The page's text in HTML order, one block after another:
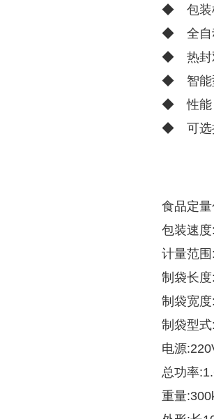
◆ 包装
◆ 全自
◆ 热封
◆ 智能
◆ 性能
◆ 可选
食品定
包装速
计量范
制袋长
制袋宽
制袋型
电源
总功率
重量